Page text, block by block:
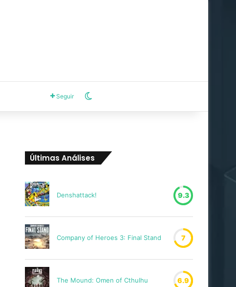
Seguir
Últimas Análises
Denshattack! 9.3
Company of Heroes 3: Final Stand 7
The Mound: Omen of Cthulhu 6.9